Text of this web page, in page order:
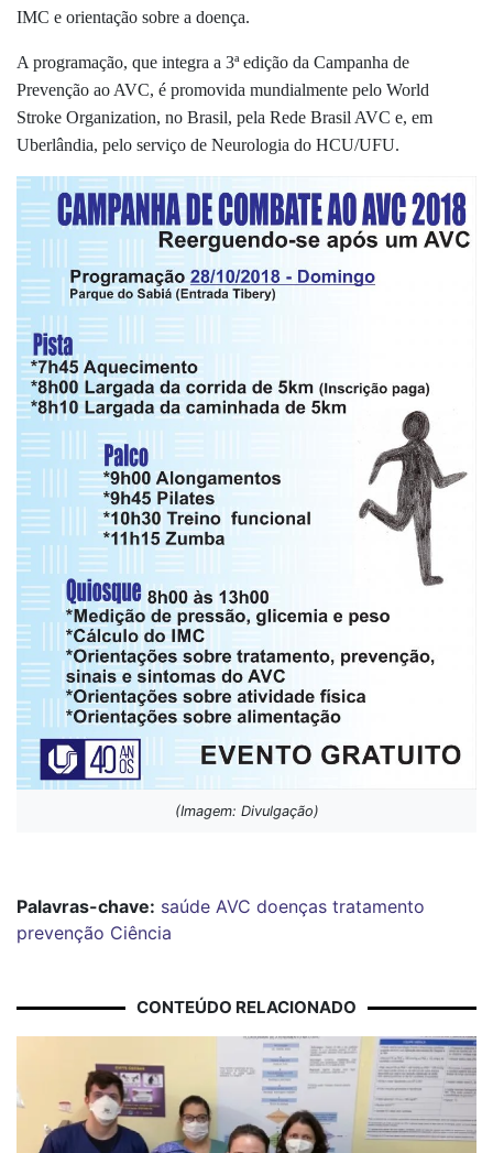
IMC e orientação sobre a doença.
A programação, que integra a 3ª edição da Campanha de
Prevenção ao AVC, é promovida mundialmente pelo World
Stroke Organization, no Brasil, pela Rede Brasil AVC e, em
Uberlândia, pelo serviço de Neurologia do HCU/UFU.
(Imagem: Divulgação)
Palavras-chave: saúde AVC doenças tratamento
prevenção Ciência
CONTEÚDO RELACIONADO